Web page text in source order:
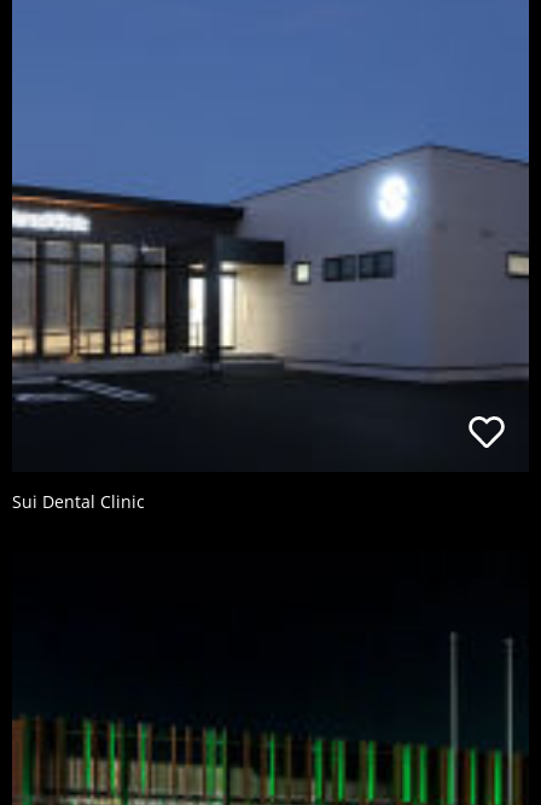
Sui Dental Clinic